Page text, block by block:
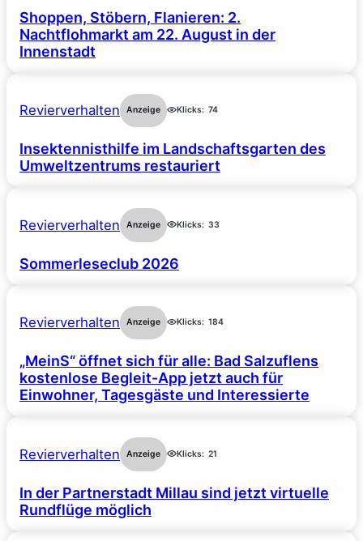
Shoppen, Stöbern, Flanieren: 2.
Nachtflohmarkt am 22. August in der
Innenstadt
Revierverhalten Anzeige Klicks: 74
Insektennisthilfe im Landschaftsgarten des
Umweltzentrums restauriert
Revierverhalten Anzeige Klicks: 33
Sommerleseclub 2026
Revierverhalten Anzeige Klicks: 184
„MeinS“ öffnet sich für alle: Bad Salzuflens
kostenlose Begleit-App jetzt auch für
Einwohner, Tagesgäste und Interessierte
Revierverhalten Anzeige Klicks: 21
In der Partnerstadt Millau sind jetzt virtuelle
Rundflüge möglich